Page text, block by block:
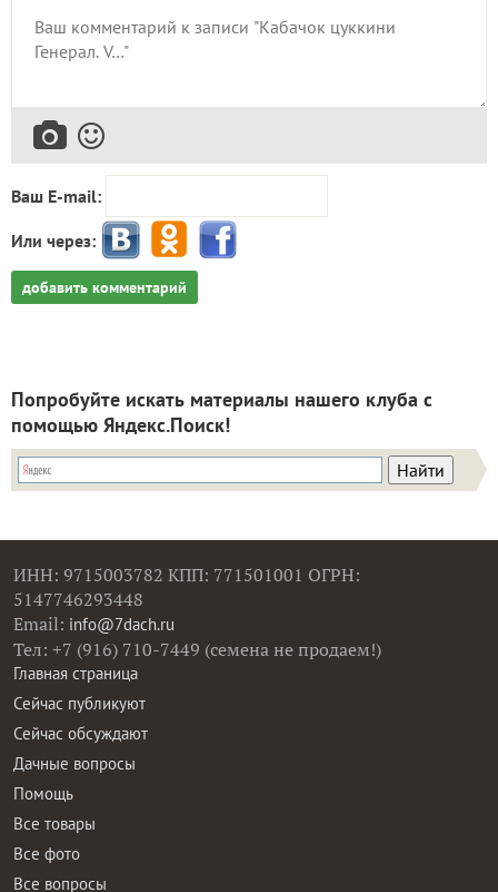
Ваш E-mail:
Или через:
добавить комментарий
Попробуйте искать материалы нашего клуба с
помощью Яндекс.Поиск!
ИНН: 9715003782 КПП: 771501001 ОГРН:
5147746293448
Email: info@7dach.ru
Тел: +7 (916) 710-7449 (семена не продаем!)
Главная страница
Сейчас публикуют
Сейчас обсуждают
Дачные вопросы
Помощь
Все товары
Все фото
Все вопросы